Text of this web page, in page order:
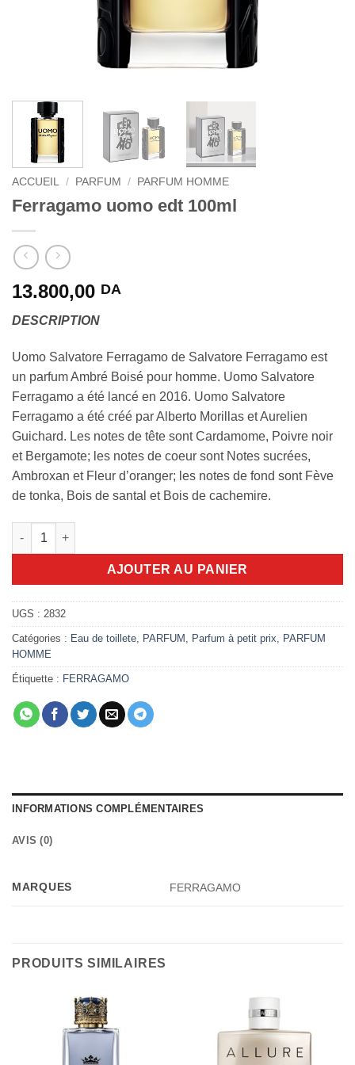
ACCUEIL / PARFUM / PARFUM HOMME
Ferragamo uomo edt 100ml
13.800,00 DA
DESCRIPTION
Uomo Salvatore Ferragamo de Salvatore Ferragamo est
un parfum Ambré Boisé pour homme. Uomo Salvatore
Ferragamo a été lancé en 2016. Uomo Salvatore
Ferragamo a été créé par Alberto Morillas et Aurelien
Guichard. Les notes de tête sont Cardamome, Poivre noir
et Bergamote; les notes de coeur sont Notes sucrées,
Ambroxan et Fleur d’oranger; les notes de fond sont Fève
de tonka, Bois de santal et Bois de cachemire.
quantité de Ferragamo uomo edt 100ml
AJOUTER AU PANIER
UGS : 2832
Catégories : Eau de toillete PARFUM Parfum à petit prix
PARFUM
HOMME
Étiquette : FERRAGAMO
INFORMATIONS COMPLÉMENTAIRES
AVIS (0)
MARQUES FERRAGAMO
PRODUITS SIMILAIRES